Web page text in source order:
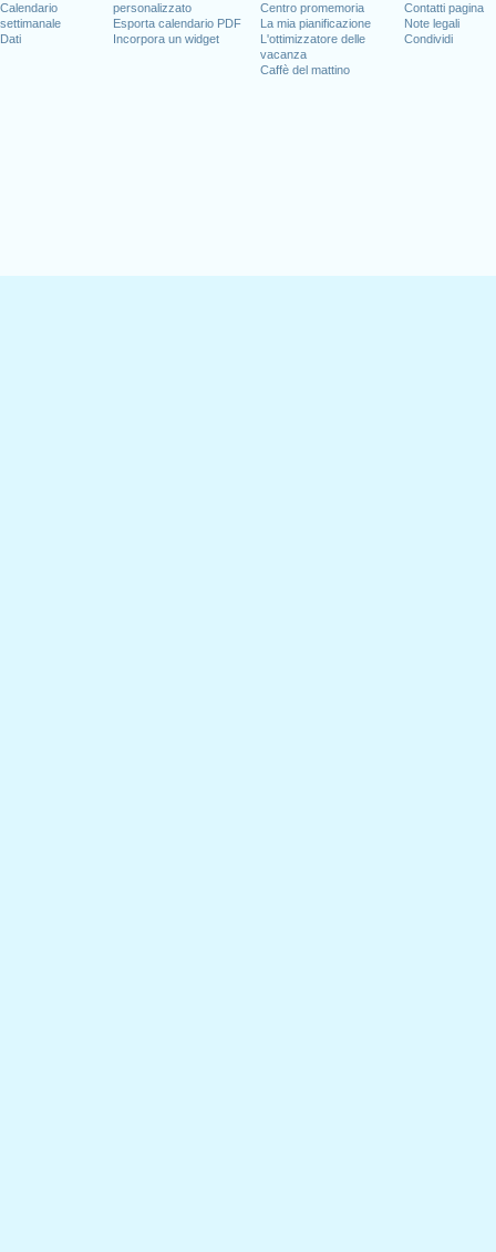
Calendario
settimanale
Dati
personalizzato
Esporta calendario PDF
Incorpora un widget
Centro promemoria
La mia pianificazione
L'ottimizzatore delle
vacanza
Caffè del mattino
Contatti pagina
Note legali
Condividi